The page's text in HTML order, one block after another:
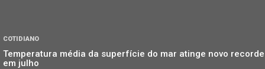
COTIDIANO
Temperatura média da superfície do mar atinge novo recorde
em julho